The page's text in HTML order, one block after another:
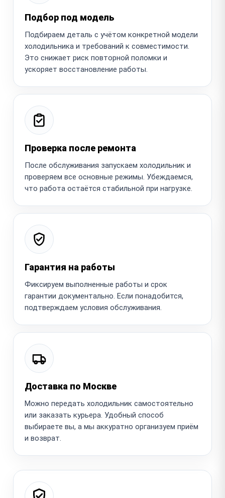
Подбор под модель
Подбираем деталь с учётом конкретной модели
холодильника и требований к совместимости.
Это снижает риск повторной поломки и
ускоряет восстановление работы.
Проверка после ремонта
После обслуживания запускаем холодильник и
проверяем все основные режимы. Убеждаемся,
что работа остаётся стабильной при нагрузке.
Гарантия на работы
Фиксируем выполненные работы и срок
гарантии документально. Если понадобится,
подтверждаем условия обслуживания.
Доставка по Москве
Можно передать холодильник самостоятельно
или заказать курьера. Удобный способ
выбираете вы, а мы аккуратно организуем приём
и возврат.